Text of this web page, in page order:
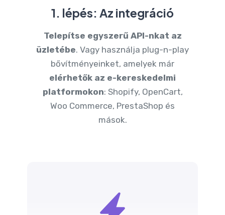
1. lépés: Az integráció
Telepítse egyszerű API-nkat az
üzletébe. Vagy használja plug-n-play
bővítményeinket, amelyek már
elérhetők az e-kereskedelmi
platformokon: Shopify, OpenCart,
Woo Commerce, PrestaShop és
mások.